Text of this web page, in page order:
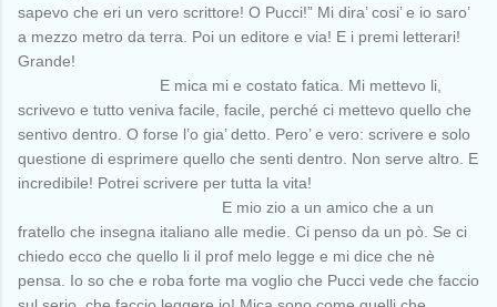
sapevo che eri un vero scrittore! O Pucci!” Mi dira’ cosi’ e io saro’
a mezzo metro da terra. Poi un editore e via! E i premi letterari!
Grande!
E mica mi e costato fatica. Mi mettevo li,
scrivevo e tutto veniva facile, facile, perché ci mettevo quello che
sentivo dentro. O forse l’o gia’ detto. Pero’ e vero: scrivere e solo
questione di esprimere quello che senti dentro. Non serve altro. E
incredibile! Potrei scrivere per tutta la vita!
E mio zio a un amico che a un
fratello che insegna italiano alle medie. Ci penso da un pò. Se ci
chiedo ecco che quello li il prof melo legge e mi dice che nè
pensa. Io so che e roba forte ma voglio che Pucci vede che faccio